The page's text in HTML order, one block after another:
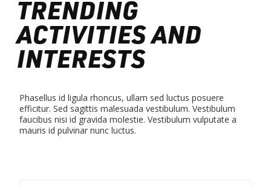
TRENDING
ACTIVITIES AND
INTERESTS
Phasellus id ligula rhoncus, ullam sed luctus posuere
efficitur. Sed sagittis malesuada vestibulum. Vestibulum
faucibus nisi id gravida molestie. Vestibulum vulputate a
mauris id pulvinar nunc luctus.